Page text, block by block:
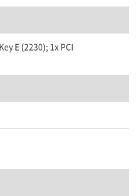
E (2230); 1x PCI